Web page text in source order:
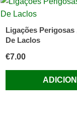
Ligações
De Laclos
€7.00